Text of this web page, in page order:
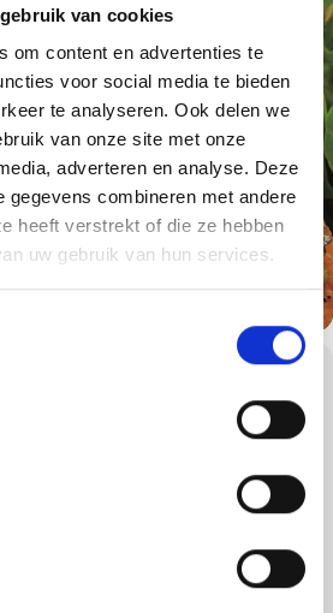
van cookies
om content en advertenties te
voor social media te bieden
te analyseren. Ook delen we
van onze site met onze
adverteren en analyse. Deze
gegevens combineren met andere
heeft verstrekt of die ze hebben
uw gebruik van hun services.
zijn altijd goed, maar heeft u liever
wat niet zwart van de barbecue af
al onder de knie, maar wilt u
BBQ workshop leren onze